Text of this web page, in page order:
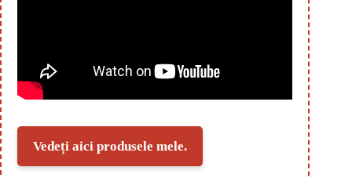
Vedeți aici produsele mele.